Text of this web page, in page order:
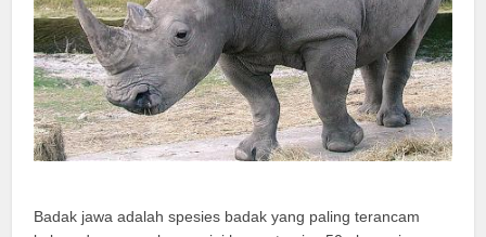
Badak jawa adalah spesies badak yang paling terancam